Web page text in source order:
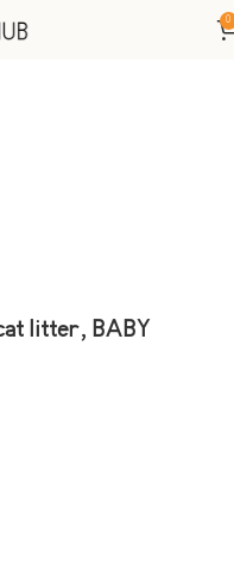
0
litter, BABY